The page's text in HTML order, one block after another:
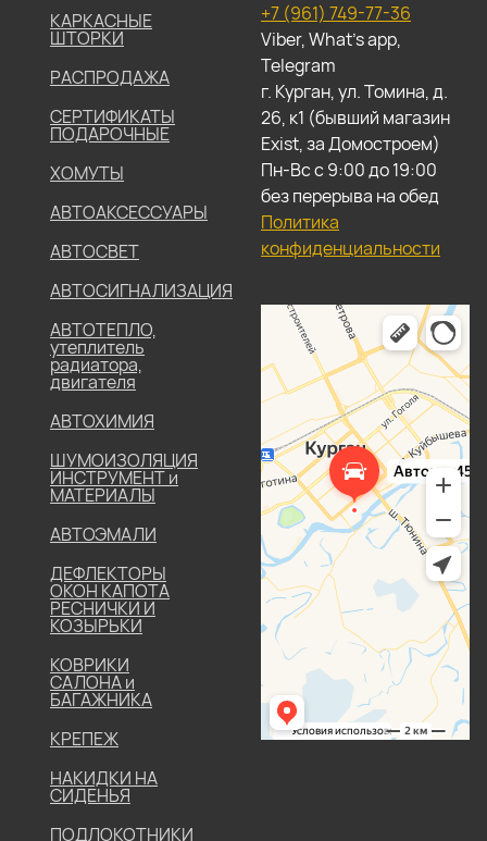
КАРКАСНЫЕ
ШТОРКИ
РАСПРОДАЖА
СЕРТИФИКАТЫ
ПОДАРОЧНЫЕ
ХОМУТЫ
АВТОАКСЕССУАРЫ
АВТОСВЕТ
АВТОСИГНАЛИЗАЦИЯ
АВТОТЕПЛО,
утеплитель
радиатора,
двигателя
АВТОХИМИЯ
ШУМОИЗОЛЯЦИЯ
ИНСТРУМЕНТ и
МАТЕРИАЛЫ
АВТОЭМАЛИ
ДЕФЛЕКТОРЫ
ОКОН КАПОТА
РЕСНИЧКИ И
КОЗЫРЬКИ
КОВРИКИ
САЛОНА и
БАГАЖНИКА
КРЕПЕЖ
НАКИДКИ НА
СИДЕНЬЯ
ПОДЛОКОТНИКИ
+7 (961) 749-77-36
Viber, What's app,
Telegram
г. Курган, ул. Томина, д.
26, к1 (бывший магазин
Exist, за Домостроем)
Пн-Вс с 9:00 до 19:00
без перерыва на обед
Политика
конфиденциальности